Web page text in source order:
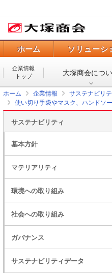
ホーム ソリューシ
企業情報
トップ
大塚商会につ
ホーム 企業情報 サステナビリ
使い切り手袋やマスク、ハンドソ
サステナビリティ
基本方針
マテリアリティ
環境への取り組み
社会への取り組み
ガバナンス
サステナビリティデータ